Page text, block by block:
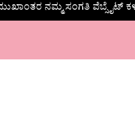
ನಮ್ಮ ಸಂಗತಿ ವೆಬ್ಸೈಟ್